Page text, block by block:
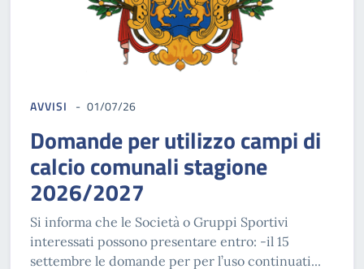
AVVISI 01/07/26
Domande per utilizzo campi di
calcio comunali stagione
2026/2027
Si informa che le Società o Gruppi Sportivi
interessati possono presentare entro: -il 15
settembre le domande per per l’uso continuati...